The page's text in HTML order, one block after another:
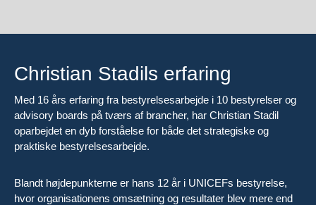
Christian Stadils erfaring
Med 16 års erfaring fra bestyrelsesarbejde i 10 bestyrelser og
advisory boards på tværs af brancher, har Christian Stadil
oparbejdet en dyb forståelse for både det strategiske og
praktiske bestyrelsesarbejde.
Blandt højdepunkterne er hans 12 år i UNICEFs bestyrelse,
hvor organisationens omsætning og resultater blev mere end